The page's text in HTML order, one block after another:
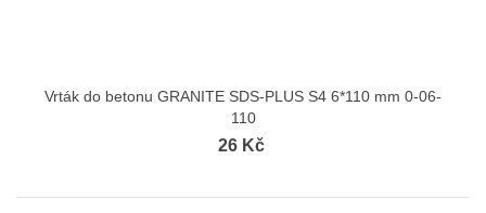
Vrták do betonu GRANITE SDS-PLUS S4 6*110 mm 0-06-
110
26 Kč